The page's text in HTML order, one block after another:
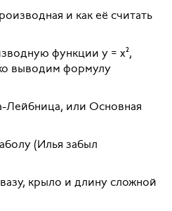
и как её считать
функции y = x²,
выводим формулу
или Основная
(Илья забыл
крыло и длину сложной